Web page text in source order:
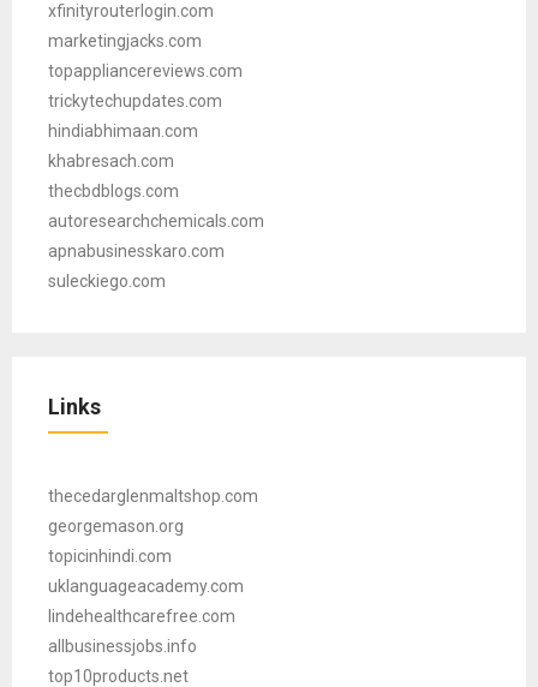
xfinityrouterlogin.com
marketingjacks.com
topappliancereviews.com
trickytechupdates.com
hindiabhimaan.com
khabresach.com
thecbdblogs.com
autoresearchchemicals.com
apnabusinesskaro.com
suleckiego.com
Links
thecedarglenmaltshop.com
georgemason.org
topicinhindi.com
uklanguageacademy.com
lindehealthcarefree.com
allbusinessjobs.info
top10products.net